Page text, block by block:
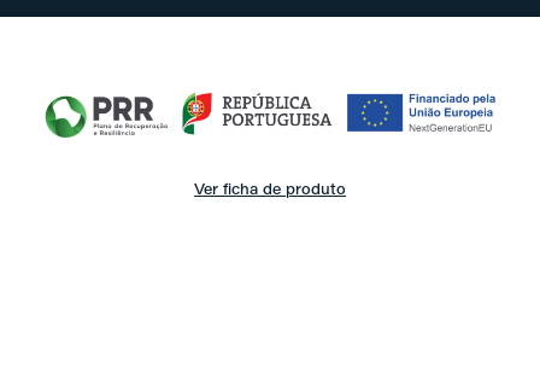
Ver ficha de produto